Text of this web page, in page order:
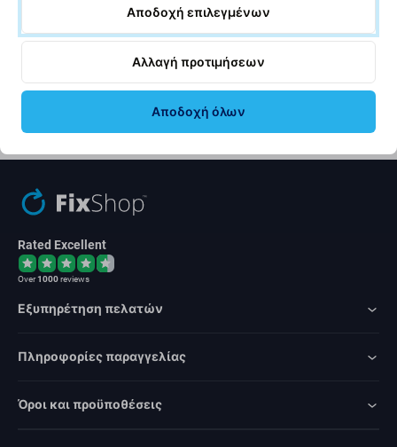
με την υποβολή αυτής της φόρμας, επιβεβαιώνω ότι είμαι
Rated Excellent
Over1000reviews
Εξυπηρέτηση πελατών
Πληροφορίες παραγγελίας
Όροι και προϋποθέσεις
Αποδοχή επιλεγμένων
Αλλαγή προτιμήσεων
Αποδοχή όλων